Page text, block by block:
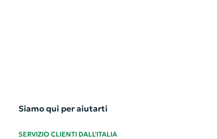
Siamo qui per aiutarti
SERVIZIO CLIENTI DALL'ITALIA